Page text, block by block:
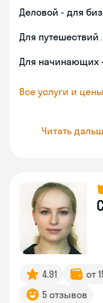
Деловой - для
Для путешествий
Для начинающих
Все услуги и
Читать
4.91 от
5 отзывов